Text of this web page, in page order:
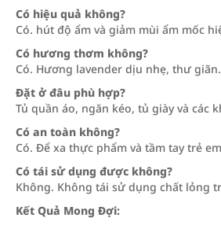
Có hiệu quả không?
Có. hút độ ẩm và giảm mùi ẩm mốc
Có hương thơm không?
Có. Hương lavender dịu nhẹ, thư giãn.
Đặt ở đâu phù hợp?
Tủ quần áo, ngăn kéo, tủ giày và các
Có an toàn không?
Có. Để xa thực phẩm và tầm tay trẻ
Có tái sử dụng được không?
Không. Không tái sử dụng chất lỏng
Kết Quả Mong Đợi: